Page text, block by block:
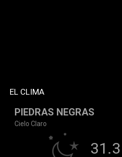
EL CLIMA
PIEDRAS NEGRAS
Cielo Claro
31.3